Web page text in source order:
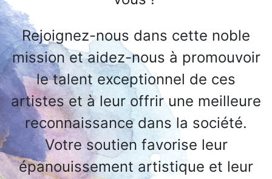
Rejoignez-nous dans cette noble
mission et aidez-nous à promouvoir
le talent exceptionnel de ces
artistes et à leur offrir une meilleure
reconnaissance dans la société.
Votre soutien favorise leur
épanouissement artistique et leur